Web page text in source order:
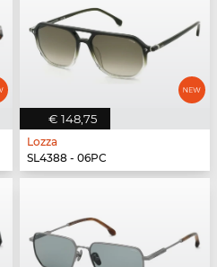
€ 148,75
Lozza
SL4388 - 06PC